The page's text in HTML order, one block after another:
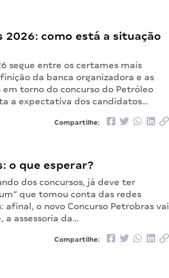
2026: como está a situação
segue entre os certames mais
da banca organizadora e as
torno do concurso do Petróleo
a expectativa dos candidatos…
Compartilhe:
o que esperar?
dos concursos, já deve ter
que tomou conta das redes
afinal, o novo Concurso Petrobras vai
a assessoria da…
Compartilhe: